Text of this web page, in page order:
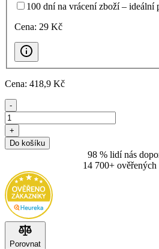
100 dní na vrácení zboží – ideální
Cena: 29 Kč
Cena: 418,9 Kč
-
+
Do košíku
98 % lidí nás
14 700+ ověřených
Porovnat